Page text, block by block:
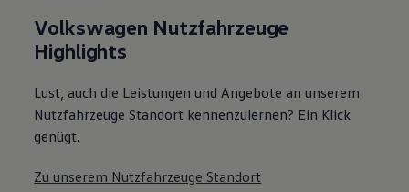
Volkswagen Nutzfahrzeuge
Highlights
Lust, auch die Leistungen und Angebote an unserem
Nutzfahrzeuge Standort kennenzulernen? Ein Klick
genügt.
Zu unserem Nutzfahrzeuge Standort